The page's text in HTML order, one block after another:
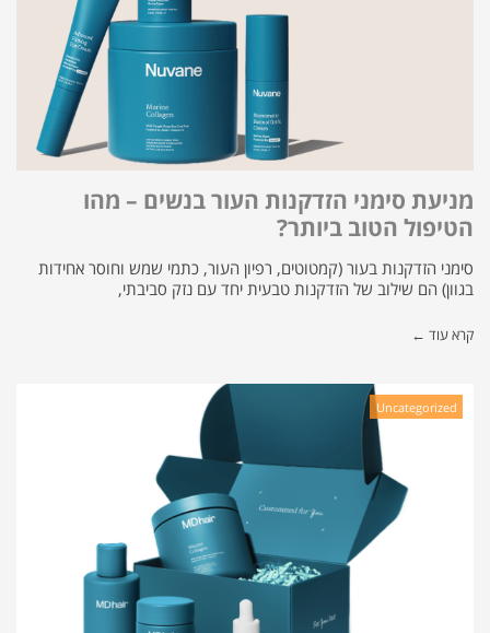
מניעת סימני הזדקנות העור בנשים – מהו
הטיפול הטוב ביותר?
סימני הזדקנות בעור (קמטוטים, רפיון העור, כתמי שמש וחוסר אחידות
בגוון) הם שילוב של הזדקנות טבעית יחד עם נזק סביבתי,
קרא עוד ←
Uncategorized